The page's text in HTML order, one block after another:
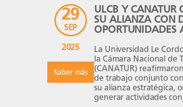
29
SEP
2025
Saber más
ULCB Y CANATUR
SU ALIANZA CON
OPORTUNIDADES
La Universidad Le
la Cámara Nacional de
(CANATUR)
de trabajo conjunto
su alianza estratégica,
generar actividades